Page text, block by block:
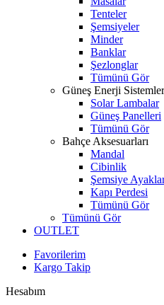
Tenteler
Şemsiyeler
Minder
Banklar
Şezlonglar
Tümünü Gör
Güneş Enerji
Solar Lambalar
Güneş Panelleri
Tümünü Gör
Bahçe Aksesuarları
Mandal
Cibinlik
Şemsiye
Kapı Perdesi
Tümünü Gör
Tümünü Gör
OUTLET
Favorilerim
Kargo Takip
Hesabım